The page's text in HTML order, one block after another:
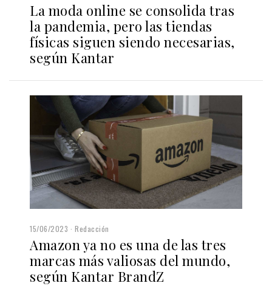
La moda online se consolida tras
la pandemia, pero las tiendas
físicas siguen siendo necesarias,
según Kantar
15/06/2023 Redacción
Amazon ya no es una de las tres
marcas más valiosas del mundo,
según Kantar BrandZ